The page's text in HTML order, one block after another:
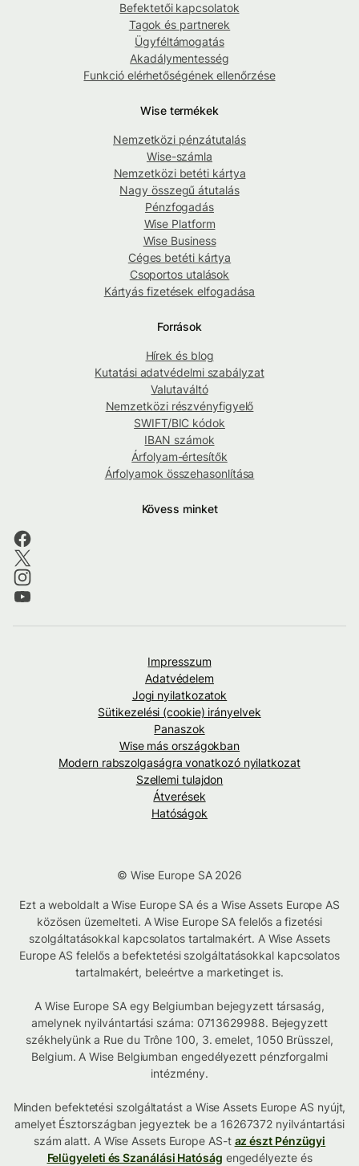
Befektetői kapcsolatok
Tagok és partnerek
Ügyféltámogatás
Akadálymentesség
Funkció elérhetőségének ellenőrzése
Wise termékek
Nemzetközi pénzátutalás
Wise-számla
Nemzetközi betéti kártya
Nagy összegű átutalás
Pénzfogadás
Wise Platform
Wise Business
Céges betéti kártya
Csoportos utalások
Kártyás fizetések elfogadása
Források
Hírek és blog
Kutatási adatvédelmi szabályzat
Valutaváltó
Nemzetközi részvényfigyelő
SWIFT/BIC kódok
IBAN számok
Árfolyam-értesítők
Árfolyamok összehasonlítása
Kövess minket
Impresszum
Adatvédelem
Jogi nyilatkozatok
Sütikezelési (cookie) irányelvek
Panaszok
Wise más országokban
Modern rabszolgaságra vonatkozó nyilatkozat
Szellemi tulajdon
Átverések
Hatóságok
© Wise Europe SA 2026
Ezt a weboldalt a Wise Europe SA és a Wise Assets Europe AS
közösen üzemelteti. A Wise Europe SA felelős a fizetési
szolgáltatásokkal kapcsolatos tartalmakért. A Wise Assets
Europe AS felelős a befektetési szolgáltatásokkal kapcsolatos
tartalmakért, beleértve a marketinget is.
A Wise Europe SA egy Belgiumban bejegyzett társaság,
amelynek nyilvántartási száma: 0713629988. Bejegyzett
székhelyünk a Rue du Trône 100, 3. emelet, 1050 Brüsszel,
Belgium. A Wise Belgiumban engedélyezett pénzforgalmi
intézmény.
Minden befektetési szolgáltatást a Wise Assets Europe AS nyújt,
amelyet Észtországban jegyeztek be a 16267372 nyilvántartási
szám alatt. A Wise Assets Europe AS-t az észt Pénzügyi
Felügyeleti és Szanálási Hatóság engedélyezte és